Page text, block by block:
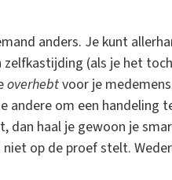
anders. Je kunt
(als je het
overhebtvoor je
andere om een handeling
haal je gewoon je
op de proef stelt.